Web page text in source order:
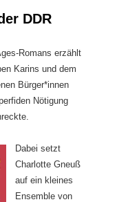
DDR
Romans erzählt
Karins und dem
Bürger*innen
Nötigung
Dabei setzt
Charlotte Gneuß
auf ein kleines
Ensemble von